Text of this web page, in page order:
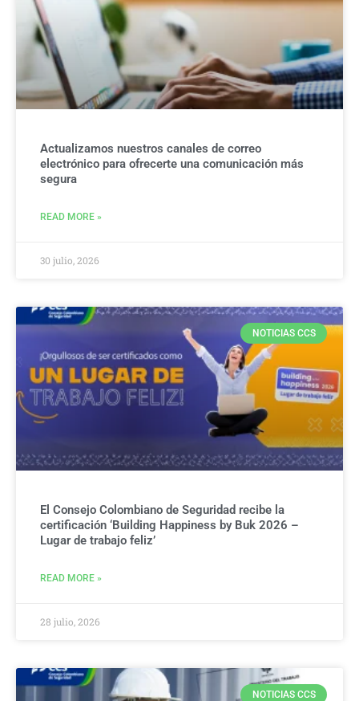
Actualizamos nuestros canales de correo
electrónico para ofrecerte una comunicación más
segura
READ MORE »
30 julio, 2026
NOTICIAS CCS
El Consejo Colombiano de Seguridad recibe la
certificación ‘Building Happiness by Buk 2026 –
Lugar de trabajo feliz’
READ MORE »
28 julio, 2026
NOTICIAS CCS